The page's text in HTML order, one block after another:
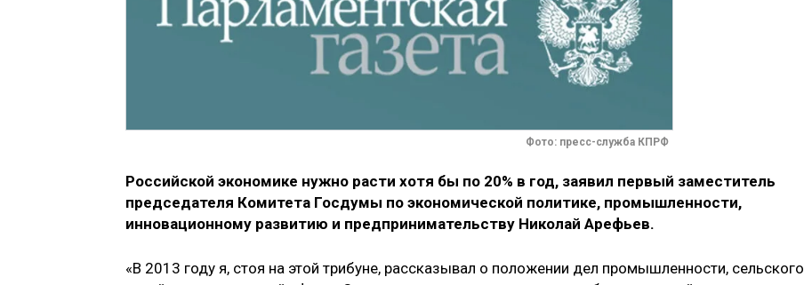
Фото: пресс-служба КПРФ
Российской экономике нужно расти хотя бы по 20% в год, заявил первый заместитель
председателя Комитета Госдумы по экономической политике, промышленности,
инновационному развитию и предпринимательству Николай Арефьев.
«В 2013 году я, стоя на этой трибуне, рассказывал о положении дел промышленности, сельского